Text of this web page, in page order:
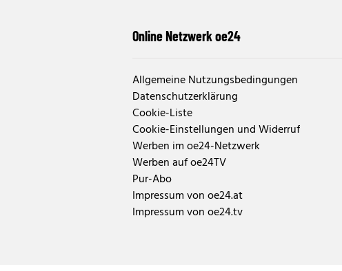
Online Netzwerk oe24
Allgemeine Nutzungsbedingungen
Datenschutzerklärung
Cookie-Liste
Cookie-Einstellungen und Widerruf
Werben im oe24-Netzwerk
Werben auf oe24TV
Pur-Abo
Impressum von oe24.at
Impressum von oe24.tv